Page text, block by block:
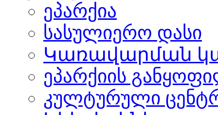
ეპარქია
სასულიერო დასი
Կառավարման
ეპარქიის
კულტურული